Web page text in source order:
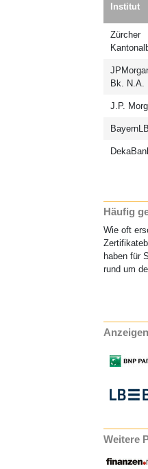
Institut
Zürcher
Bk. N.A.
J.P.
BayernLB
Häufig
Wie oft
haben für
rund um
Weitere